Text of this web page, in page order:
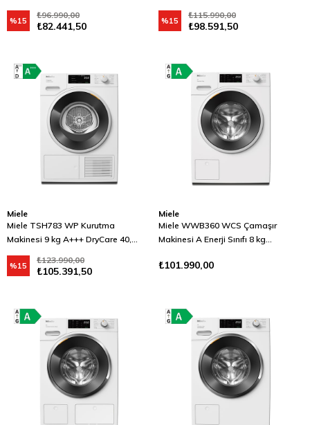
₺82.441,50
₺96.990,00
%15
Lotus Beyazı
₺98.591,50
₺115.990,00
%15
Miele
Miele TSH783 WP Kurutma
Makinesi 9 kg A+++ DryCare 40,
HygieneDry Lotus Beyazı
₺105.391,50
₺123.990,00
%15
Miele
Miele WWB360 WCS Çamaşır
Makinesi A Enerji Sınıfı 8 kg
Beyazı
₺101.990,00